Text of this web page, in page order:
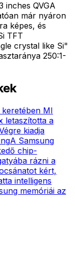
inches QVGA
már nyáron
képes, és
TFT
crystal like Si"
250:1-
keretében MI
letaszította a
kiadja
A Samsung
chip-
rázni a
kért,
intelligens
memóriái az